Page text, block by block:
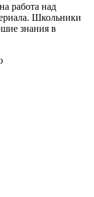
работа над
Школьники
знания в